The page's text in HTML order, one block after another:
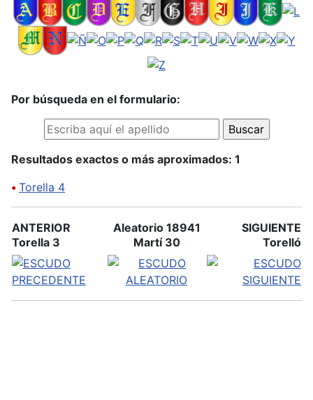
Por búsqueda en el formulario:
Resultados exactos o más aproximados: 1
• Torella 4
ANTERIOR
Torella 3
Aleatorio 18941
Martí 30
SIGUIENTE
Torelló